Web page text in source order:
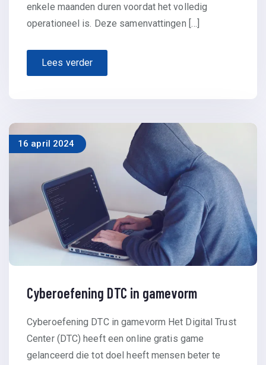
enkele maanden duren voordat het volledig
operationeel is. Deze samenvattingen […]
Lees verder
16 april 2024
Cyberoefening DTC in gamevorm
Cyberoefening DTC in gamevorm Het Digital Trust
Center (DTC) heeft een online gratis game
gelanceerd die tot doel heeft mensen beter te